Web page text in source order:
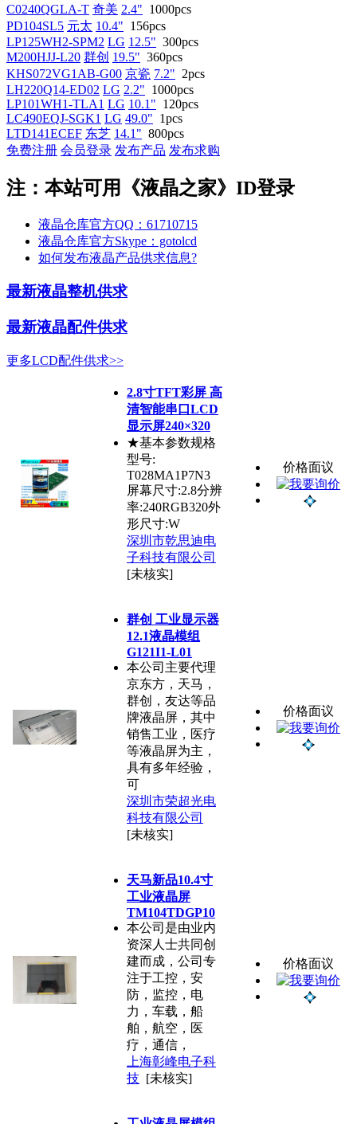
C0240QGLA-T 奇美 2.4" 1000pcs
PD104SL5 元太 10.4" 156pcs
LP125WH2-SPM2 LG 12.5" 300pcs
M200HJJ-L20 群创 19.5" 360pcs
KHS072VG1AB-G00 京瓷 7.2" 2pcs
LH220Q14-ED02 LG 2.2" 1000pcs
LP101WH1-TLA1 LG 10.1" 120pcs
LC490EQJ-SGK1 LG 49.0" 1pcs
LTD141ECEF 东芝 14.1" 800pcs
免费注册 会员登录 发布产品 发布求购
注：本站可用《液晶之家》ID登录
液晶仓库官方QQ：61710715
液晶仓库官方Skype：gotolcd
如何发布液晶产品供求信息?
最新液晶整机供求
最新液晶配件供求
更多LCD配件供求>>
2.8寸TFT彩屏 高
清智能串口LCD
显示屏240×320
★基本参数规格
型号:
T028MA1P7N3
屏幕尺寸:2.8分辨
率:240RGB320外
形尺寸:W
深圳市乾思迪电
子科技有限公司
[未核实]
价格面议
群创 工业显示器
12.1液晶模组
G121I1-L01
本公司主要代理
京东方，天马，
群创，友达等品
牌液晶屏，其中
销售工业，医疗
等液晶屏为主，
具有多年经验，
可
深圳市荣超光电
科技有限公司
[未核实]
价格面议
天马新品10.4寸
工业液晶屏
TM104TDGP10
本公司是由业内
资深人士共同创
建而成，公司专
注于工控，安
防，监控，电
力，车载，船
舶，航空，医
疗，通信，
上海彰峰电子科
技 [未核实]
价格面议